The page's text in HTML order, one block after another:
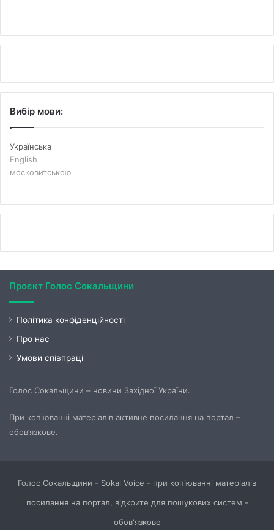
Вибір мови:
Українська
English
московитською
Проєкт Голос Сокальщини
Політика конфіденційності
Про нас
Умови співпраці
Голос Сокальщини – новини Західної України.
При копіюванні матеріалів активне посилання на портал –
обов’язкове.
Голос Сокальщини - Sokal Voice - при копіюванні матеріалів
посилання на портал, відкрите для пошукових систем -
обов'язкове